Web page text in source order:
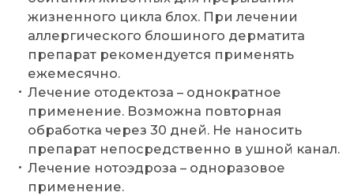
жизненного цикла блох. При лечении
аллергического блошиного дерматита
препарат рекомендуется применять
ежемесячно.
Лечение отодектоза – однократное
применение. Возможна повторная
обработка через 30 дней. Не наносить
препарат непосредственно в ушной канал.
Лечение нотоэдроза – одноразовое
применение.